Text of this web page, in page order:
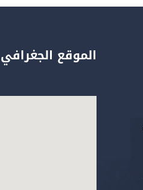
الموقع الجغرافي